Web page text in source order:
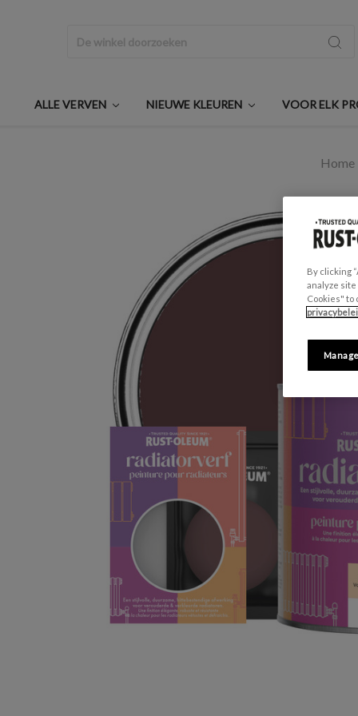
ALLE VERVEN NIEUWE KLEUREN VOOR ELK
Home
By clicking
analyze
Cookies" to